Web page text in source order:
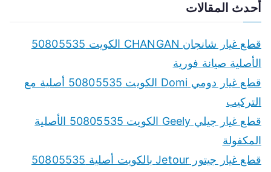
r
أحدث المقالات
قطع غيار شانجان CHANGAN الكويت 50805535
الأصلية صيانة فورية
قطع غيار دومي Domi الكويت 50805535 أصلية مع
التركيب
قطع غيار جيلي Geely الكويت 50805535 الأصلية
المكفولة
قطع غيار جيتور Jetour بالكويت أصلية 50805535